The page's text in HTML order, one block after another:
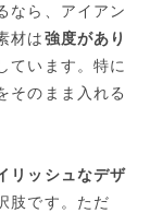
なら、アイアン
材は強度があり
ています。特に
そのまま入れる
リッシュなデザ
肢です。ただ